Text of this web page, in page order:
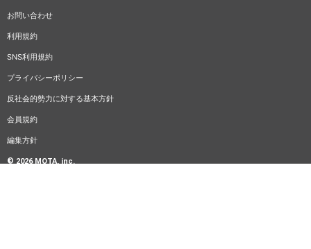
お問い合わせ
利用規約
SNS利用規約
プライバシーポリシー
反社会的勢力に対する基本方針
会員規約
編集方針
© 2026 MOTA, inc.